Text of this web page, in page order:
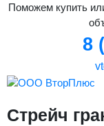
Поможем купить
8
Стрейч